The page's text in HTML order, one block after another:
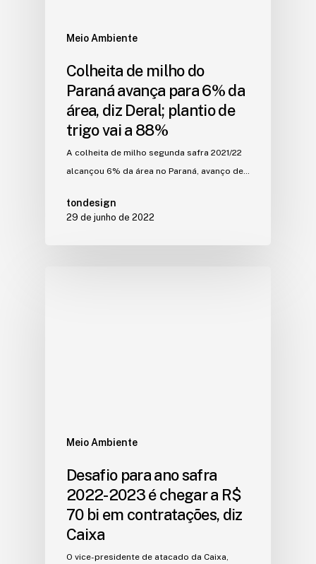
Meio Ambiente
Colheita de milho do
Paraná avança para 6% da
área, diz Deral; plantio de
trigo vai a 88%
A colheita de milho segunda safra 2021/22
alcançou 6% da área no Paraná, avanço de…
tondesign
29 de junho de 2022
Meio Ambiente
Desafio para ano safra
2022-2023 é chegar a R$
70 bi em contratações, diz
Caixa
O vice-presidente de atacado da Caixa,